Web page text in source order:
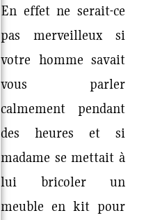
En effet ne serait-ce
pas merveilleux si
votre homme savait
vous parler
calmement pendant
des heures et si
madame se mettait à
lui bricoler un
meuble en kit pour